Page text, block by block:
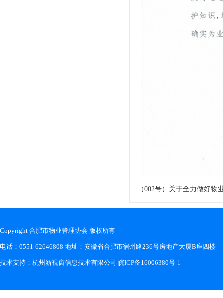
（002号）关于全力做好物
Copyright 合肥市物业管理协会 版权所有
电话：0551-62646808 地址：安徽省合肥市宿州路236号房地产大厦B座四楼
技术支持： 杭州新视窗信息技术有限公司 皖ICP备16006380号-1